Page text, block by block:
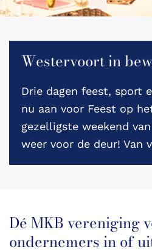
Westervoort in
Drie dagen feest, sport
nu aan voor Feest op
gezelligste weekend
weer voor de deur! Van
Dé MKB vereniging
ondernemers in of